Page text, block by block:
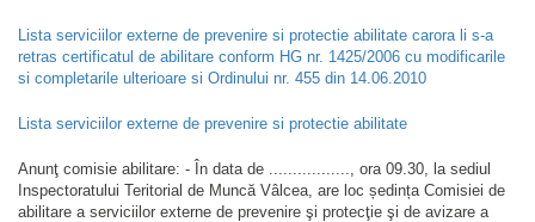
Lista serviciilor externe de prevenire si protectie abilitate carora li s-a
retras certificatul de abilitare conform HG nr. 1425/2006 cu modificarile
si completarile ulterioare si Ordinului nr. 455 din 14.06.2010
Lista serviciilor externe de prevenire si protectie abilitate
Anunţ comisie abilitare: - În data de ................., ora 09.30, la sediul
Inspectoratului Teritorial de Muncă Vâlcea, are loc ședința Comisiei de
abilitare a serviciilor externe de prevenire şi protecţie şi de avizare a